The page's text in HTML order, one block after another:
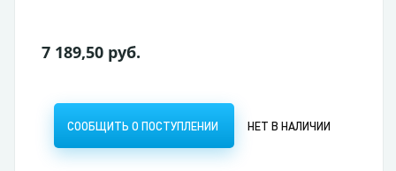
7 189,50 руб.
СООБЩИТЬ О ПОСТУПЛЕНИИ НЕТ В НАЛИЧИИ